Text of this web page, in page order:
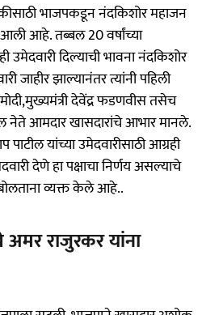
भाजपकडून नंदकिशोर महाजन
आली आहे. तब्बल 20 वर्षांच्या
उमेदवारी दिल्याची भावना नंदकिशोर
जाहीर झाल्यानंतर त्यांनी पहिली
मोदी,मुख्यमंत्री देवेंद्र फडणवीस तसेच
नेते आमदार खासदारांचे आभार मानले.
पाटील यांच्या उमेदवारीसाठी आग्रही
देणे हा पक्षाचा निर्णय असल्याचे
व्यक्त केले आहे..
राजुरकर यांना